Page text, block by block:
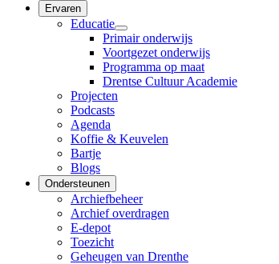
Ervaren
Educatie
Primair onderwijs
Voortgezet onderwijs
Programma op maat
Drentse Cultuur Academie
Projecten
Podcasts
Agenda
Koffie & Keuvelen
Bartje
Blogs
Ondersteunen
Archiefbeheer
Archief overdragen
E-depot
Toezicht
Geheugen van Drenthe